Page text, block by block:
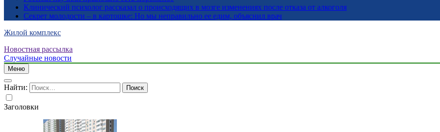
Клинический психолог рассказал о происходящих в мозге изменениях после отказа от алкоголя
Секрет молодости – в картошке: Но мы неправильно ее едим, объяснил врач
Жилой комплекс
Новостная рассылка
Случайные новости
Меню
Найти:
Заголовки